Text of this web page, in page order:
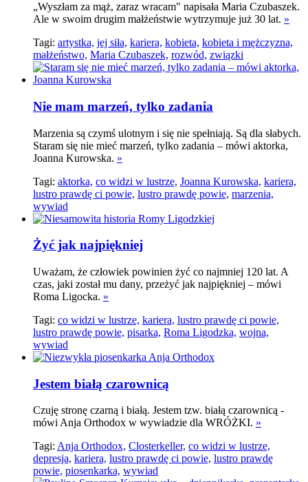
„Wyszłam za mąż, zaraz wracam" napisała Maria Czubaszek.
Ale w swoim drugim małżeństwie wytrzymuje już 30 lat. »
Tagi: artystka, jej siła, kariera, kobieta, kobieta i mężczyzna,
małżeństwo, Maria Czubaszek, rozwód, związki
Nie mam marzeń, tylko zadania
Marzenia są czymś ulotnym i się nie spełniają. Są dla słabych.
Staram się nie mieć marzeń, tylko zadania – mówi aktorka,
Joanna Kurowska. »
Tagi: aktorka, co widzi w lustrze, Joanna Kurowska, kariera,
lustro prawdę ci powie, lustro prawdę powie, marzenia,
wywiad
Żyć jak najpiękniej
Uważam, że człowiek powinien żyć co najmniej 120 lat. A
czas, jaki został mu dany, przeżyć jak najpiękniej – mówi
Roma Ligocka. »
Tagi: co widzi w lustrze, kariera, lustro prawdę ci powie,
lustro prawdę powie, pisarka, Roma Ligodzka, wojna,
wywiad
Jestem białą czarownicą
Czuję stronę czarną i białą. Jestem tzw. białą czarownicą -
mówi Anja Orthodox w wywiadzie dla WRÓŻKI. »
Tagi: Anja Orthodox, Closterkeller, co widzi w lustrze,
depresja, kariera, lustro prawdę ci powie, lustro prawdę
powie, piosenkarka, wywiad